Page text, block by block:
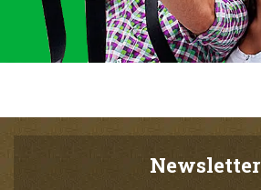
Newsletter